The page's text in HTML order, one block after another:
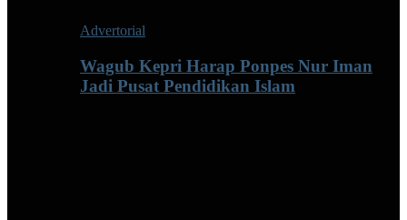
Advertorial
Wagub Kepri Harap Ponpes Nur Iman
Jadi Pusat Pendidikan Islam